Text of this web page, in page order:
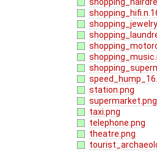
station.png
supermarket.png
taxi.png
telephone.png
theatre.png